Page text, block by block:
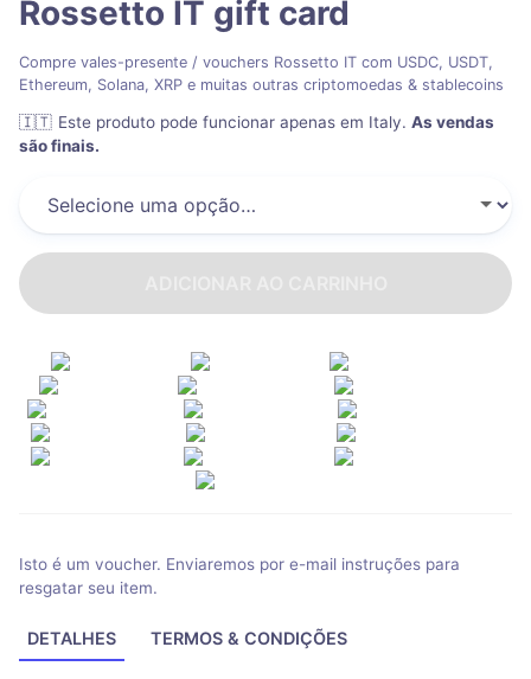
Rossetto IT gift card
Compre vales-presente / vouchers Rossetto IT com USDC, USDT,
Ethereum, Solana, XRP e muitas outras criptomoedas & stablecoins
🇮🇹 Este produto pode funcionar apenas em Italy. As vendas
são finais.
Isto é um voucher. Enviaremos por e-mail instruções para
resgatar seu item.
DETALHES TERMOS & CONDIÇÕES